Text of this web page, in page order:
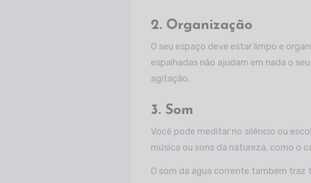
2. Organização
O seu espaço deve estar limpo e
espalhadas não ajudam em nada o
agitação.
3. Som
Você pode meditar no silêncio ou
música ou sons da natureza, como o
O som da água corrente também